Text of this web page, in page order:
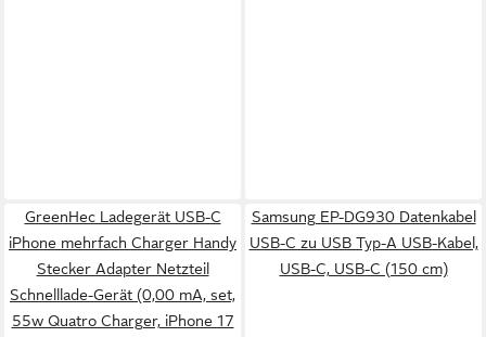
GreenHec Ladegerät USB-C
iPhone mehrfach Charger Handy
Stecker Adapter Netzteil
Schnelllade-Gerät (0,00 mA, set,
55w Quatro Charger, iPhone 17
Samsung EP-DG930 Datenkabel
USB-C zu USB Typ-A USB-Kabel,
USB-C, USB-C (150 cm)